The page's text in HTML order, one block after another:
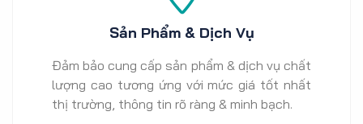
Sản Phẩm & Dịch Vụ
Đảm bảo cung cấp sản phẩm & dịch vụ chất
lượng cao tương ứng với mức giá tốt nhất
thị trường, thông tin rõ ràng & minh bạch.